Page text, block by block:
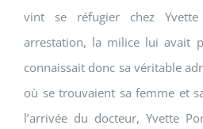
vint se réfugier chez
arrestation, la milice lui avait
connaissait donc sa véritable
où se trouvaient sa femme et
l’arrivée du docteur, Yvette